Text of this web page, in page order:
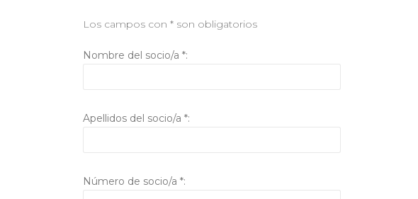
Los campos con * son obligatorios
Nombre del socio/a *:
Apellidos del socio/a *:
Número de socio/a *: